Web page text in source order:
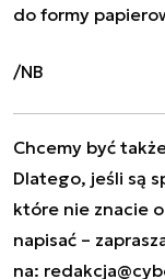
do formy
/NB
Chcemy być
Dlatego, jeśli są
które nie znacie
napisać –
na: